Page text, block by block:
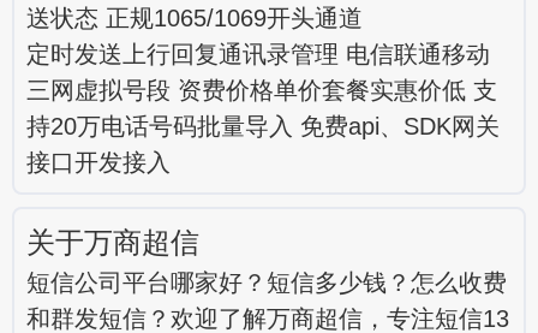
送状态 正规1065/1069开头通道
定时发送上行回复通讯录管理 电信联通移动
三网虚拟号段 资费价格单价套餐实惠价低 支
持20万电话号码批量导入 免费api、SDK网关
接口开发接入
关于万商超信
短信公司平台哪家好？短信多少钱？怎么收费
和群发短信？欢迎了解万商超信，专注短信13